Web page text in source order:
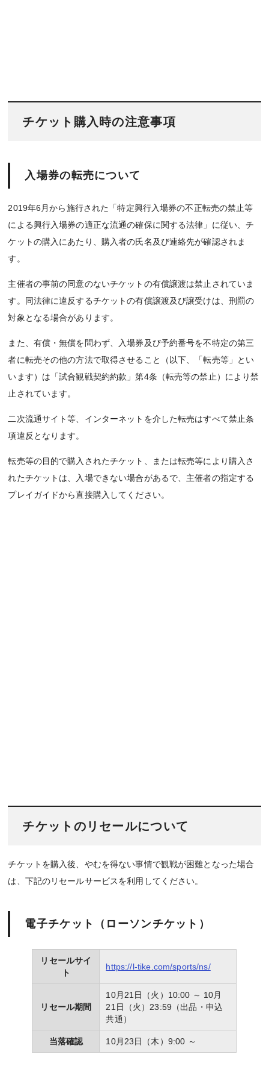
チケット購入時の注意事項
入場券の転売について
2019年6月から施行された「特定興行入場券の不正転売の禁止等
による興行入場券の適正な流通の確保に関する法律」に従い、チ
ケットの購入にあたり、購入者の氏名及び連絡先が確認されま
す。
主催者の事前の同意のないチケットの有償譲渡は禁止されていま
す。同法律に違反するチケットの有償譲渡及び譲受けは、刑罰の
対象となる場合があります。
また、有償・無償を問わず、入場券及び予約番号を不特定の第三
者に転売その他の方法で取得させること（以下、「転売等」とい
います）は「試合観戦契約約款」第4条（転売等の禁止）により禁
止されています。
二次流通サイト等、インターネットを介した転売はすべて禁止条
項違反となります。
転売等の目的で購入されたチケット、または転売等により購入さ
れたチケットは、入場できない場合があるで、主催者の指定する
プレイガイドから直接購入してください。
チケットのリセールについて
チケットを購入後、やむを得ない事情で観戦が困難となった場合
は、下記のリセールサービスを利用してください。
電子チケット（ローソンチケット）
リセールサイ
ト
https://l-tike.com/sports/ns/
リセール期間
10月21日（火）10:00 ～ 10月
21日（火）23:59（出品・申込
共通）
当落確認 10月23日（木）9:00 ～